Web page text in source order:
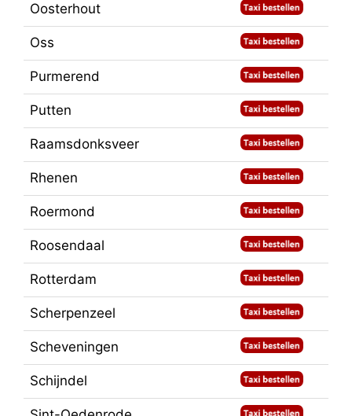
Oosterhout
Oss
Purmerend
Putten
Raamsdonksveer
Rhenen
Roermond
Roosendaal
Rotterdam
Scherpenzeel
Scheveningen
Schijndel